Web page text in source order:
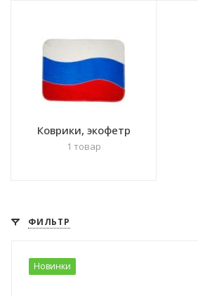
Коврики, экофетр
1 товар
ФИЛЬТР
Новинки